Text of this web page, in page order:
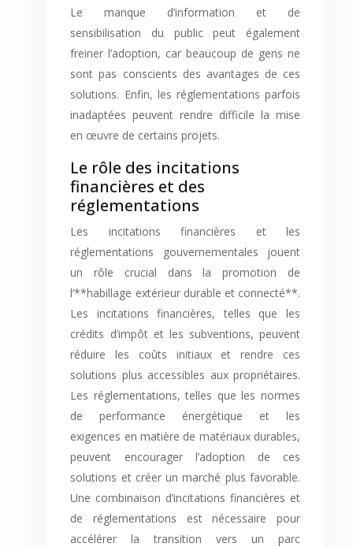
Le manque d’information et de
sensibilisation du public peut également
freiner l’adoption, car beaucoup de gens ne
sont pas conscients des avantages de ces
solutions. Enfin, les réglementations parfois
inadaptées peuvent rendre difficile la mise
en œuvre de certains projets.
Le rôle des incitations
financières et des
réglementations
Les incitations financières et les
réglementations gouvernementales jouent
un rôle crucial dans la promotion de
l’**habillage extérieur durable et connecté**.
Les incitations financières, telles que les
crédits d’impôt et les subventions, peuvent
réduire les coûts initiaux et rendre ces
solutions plus accessibles aux propriétaires.
Les réglementations, telles que les normes
de performance énergétique et les
exigences en matière de matériaux durables,
peuvent encourager l’adoption de ces
solutions et créer un marché plus favorable.
Une combinaison d’incitations financières et
de réglementations est nécessaire pour
accélérer la transition vers un parc